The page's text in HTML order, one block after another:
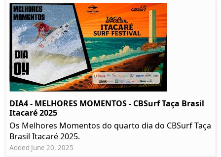
DIA4 - MELHORES MOMENTOS - CBSurf Taça Brasil
Itacaré 2025
Os Melhores Momentos do quarto dia do CBSurf Taça
Brasil Itacaré 2025.
Added June 20, 2025